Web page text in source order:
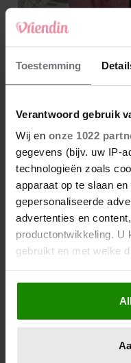
Toestemming
Verantwoord gebruik
Wij en onze 1022
gegevens (bijv. uw IP-
technologieën zoals
apparaat op te slaan
gepersonaliseerde
advertenties en
productontwikkeling. U
gebruikt en met welke
Als u het toestaat,
Informatie
locatie, die tot een
scannen op